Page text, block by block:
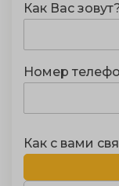
Как Вас
Номер
Как с вами